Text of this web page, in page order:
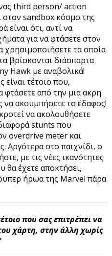
third person/ action
στον sandbox κόσμο της
είναι ότι, αντί να
για να φτάσετε στον
χρησιμοποιήσετε τα οποία
βρίσκονται διάσπαρτα
Hawk με αναβολικά!
τέτοιο που,
φτάσετε από την μια ακρη
ακουμπήσετε το έδαφος!
να ακολουθήσετε
stunts που
overdrive meter και
Αργότερα στο παιχνίδι, ο
με τις νέες ικανότητες
θα έχετε αποκτήσει,
ήρωα της Marvel πάρα
που σας επιτρέπει να
χάρτη, στην άλλη χωρίς